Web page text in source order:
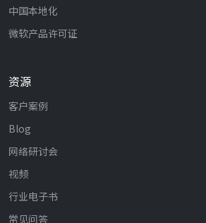
中国本地化
微软产品许可证
资源
客户案例
Blog
网络研讨会
视频
行业电子书
常见问答